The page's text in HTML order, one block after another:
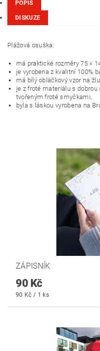
POPIS
DISKUZE
Plážová osuška:
má praktické rozměry 75 ×
je vyrobena z kvalitní 100%
má bílý obláčkový vzor na
je z froté materiálu s
tvořeným froté smyčkami,
byla s láskou vyrobena na
ZÁPISNÍK
90 Kč
90 Kč / 1 ks